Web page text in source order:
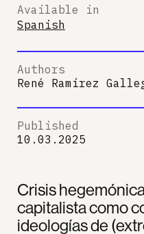
Crisis
capitalista como
ideologías de
Available in
Spanish
Authors
René Ramírez
Published
10.03.2025